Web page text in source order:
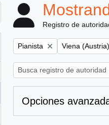
Registro de
Remove filter:
Pianista Remove filter:
Viena (Austria)
Opciones